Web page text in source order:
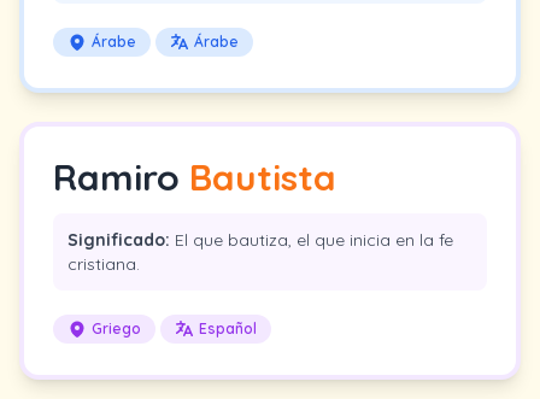
Árabe Árabe
Ramiro Bautista
Significado: El que bautiza, el que inicia en la fe
cristiana.
Griego Español